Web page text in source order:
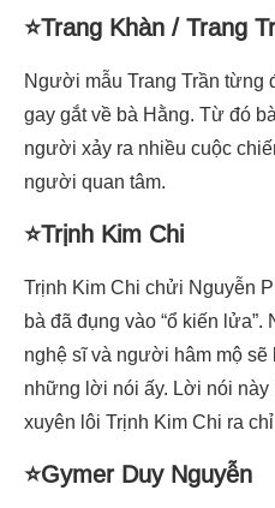
⭐Trang Khàn / Trang
Người mẫu Trang Trần từng
gay gắt về bà Hằng. Từ đó
người xảy ra nhiều cuộc
người quan tâm.
⭐Trịnh Kim Chi
Trịnh Kim Chi chửi Nguyễn
bà đã đụng vào “ổ kiến
nghệ sĩ và người hâm mộ sẽ
những lời nói ấy. Lời nói
xuyên lôi Trịnh Kim Chi ra
⭐Gymer Duy Nguyễn